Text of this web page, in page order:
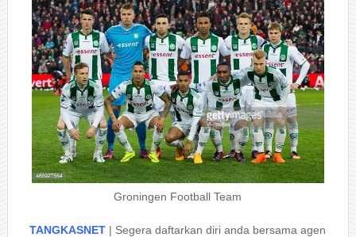
Groningen Football Team
TANGKASNET | Segera daftarkan diri anda bersama agen